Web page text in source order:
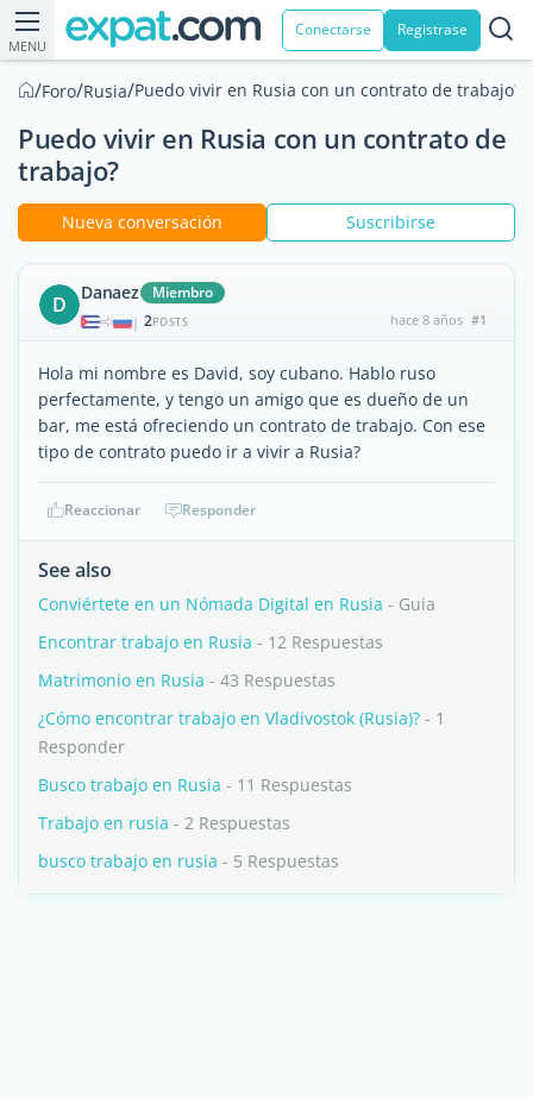
MENU
Conectarse Registrase
/Foro/Rusia/Puedo vivir en Rusia con un contrato de trabajo?
Puedo vivir en Rusia con un contrato de
trabajo?
Nueva conversación Suscribirse
D Danaez Miembro
| 2POSTS hace 8 años #1
Hola mi nombre es David, soy cubano. Hablo ruso
perfectamente, y tengo un amigo que es dueño de un
bar, me está ofreciendo un contrato de trabajo. Con ese
tipo de contrato puedo ir a vivir a Rusia?
Reaccionar Responder
See also
Conviértete en un Nómada Digital en Rusia - Guia
Encontrar trabajo en Rusia - 12 Respuestas
Matrimonio en Rusia - 43 Respuestas
¿Cómo encontrar trabajo en Vladivostok (Rusia)? - 1
Responder
Busco trabajo en Rusia - 11 Respuestas
Trabajo en rusia - 2 Respuestas
busco trabajo en rusia - 5 Respuestas